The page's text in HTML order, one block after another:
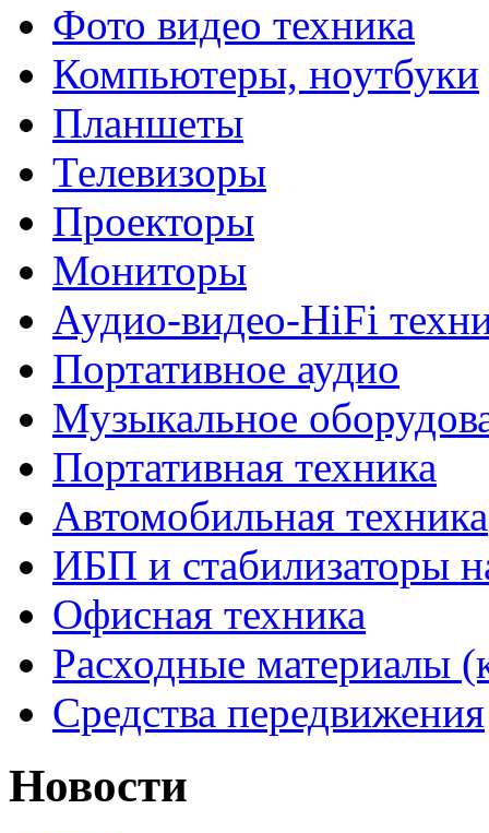
Фото видео техника
Компьютеры, ноутбуки
Планшеты
Телевизоры
Проекторы
Мониторы
Аудио-видео-HiFi
Портативное аудио
Музыкальное
Портативная техника
Автомобильная техника
ИБП и стабилизаторы
Офисная техника
Расходные материалы
Средства передвижения
Новости